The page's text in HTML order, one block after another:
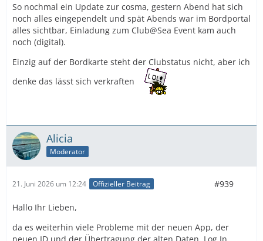
So nochmal ein Update zur cosma, gestern Abend hat sich
noch alles eingependelt und spät Abends war im Bordportal
alles sichtbar, Einladung zum Club@Sea Event kam auch
noch (digital).
Einzig auf der Bordkarte steht der Clubstatus nicht, aber ich
denke das lässt sich verkraften
Alicia
Moderator
21. Juni 2026 um 12:24 Offizieller Beitrag #939
Hallo Ihr Lieben,
da es weiterhin viele Probleme mit der neuen App, der
neuen ID und der Übertragung der alten Daten, Log In,